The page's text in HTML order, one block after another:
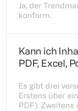
Ja, der
konform.
Kann ich
PDF, Excel,
Es gibt drei
Erstens über
PDF). Zweitens